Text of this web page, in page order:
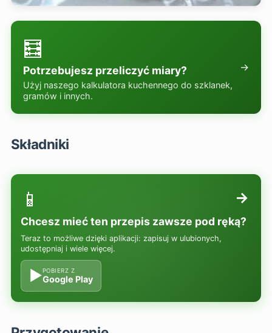
🧮
Potrzebujesz przeliczyć miary?
Użyj naszego kalkulatora kuchennego do szklanek,
gramów i innych.
→
Składniki
📱
Chcesz mieć ten przepis zawsze pod ręką?
Teraz to możliwe dzięki aplikacji: zapisuj w ulubionych,
udostępniaj i wiele więcej.
▶POBIERZ Z
Google Play
→